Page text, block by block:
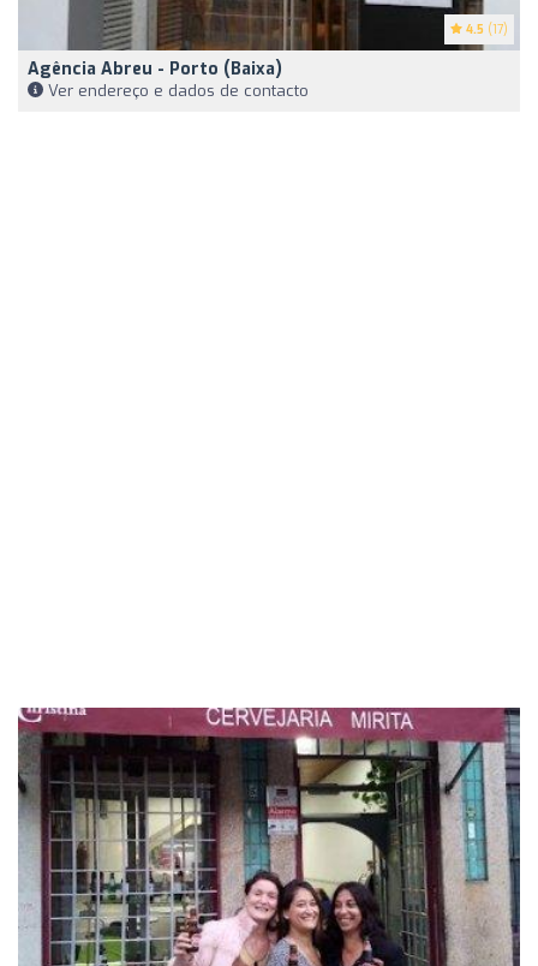
4.5 (17)
Agência Abreu - Porto (Baixa)
Ver endereço e dados de contacto